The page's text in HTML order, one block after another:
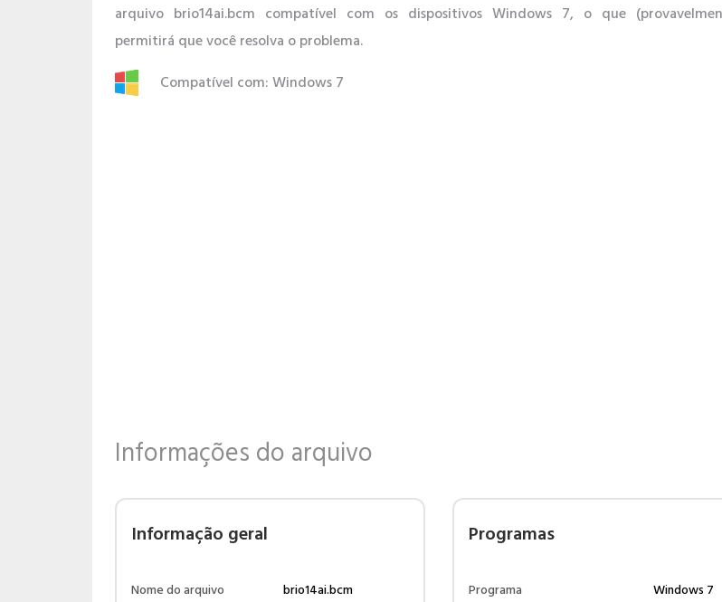
arquivo brio14ai.bcm compatível com os dispositivos Windows 7, o que
permitirá que você resolva o problema.
Compatível com: Windows 7
Informações do arquivo
Informação geral
Nome do arquivo
brio14ai.bcm
Programas
Programa
Windows 7